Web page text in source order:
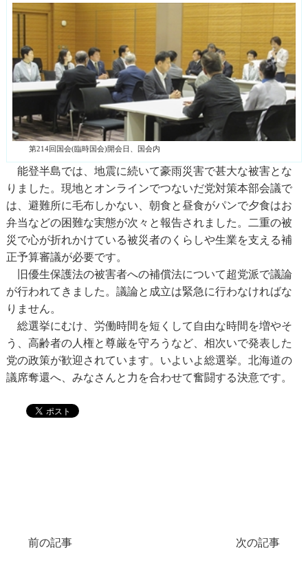
第214回国会(臨時国会)開会日、国会内
能登半島では、地震に続いて豪雨災害で甚大な被害とな
りました。現地とオンラインでつないだ党対策本部会議で
は、避難所に毛布しかない、朝食と昼食がパンで夕食はお
弁当などの困難な実態が次々と報告されました。二重の被
災で心が折れかけている被災者のくらしや生業を支える補
正予算審議が必要です。
旧優生保護法の被害者への補償法について超党派で議論
が行われてきました。議論と成立は緊急に行わなければな
りません。
総選挙にむけ、労働時間を短くして自由な時間を増やそ
う、高齢者の人権と尊厳を守ろうなど、相次いで発表した
党の政策が歓迎されています。いよいよ総選挙。北海道の
議席奪還へ、みなさんと力を合わせて奮闘する決意です。
前の記事 次の記事